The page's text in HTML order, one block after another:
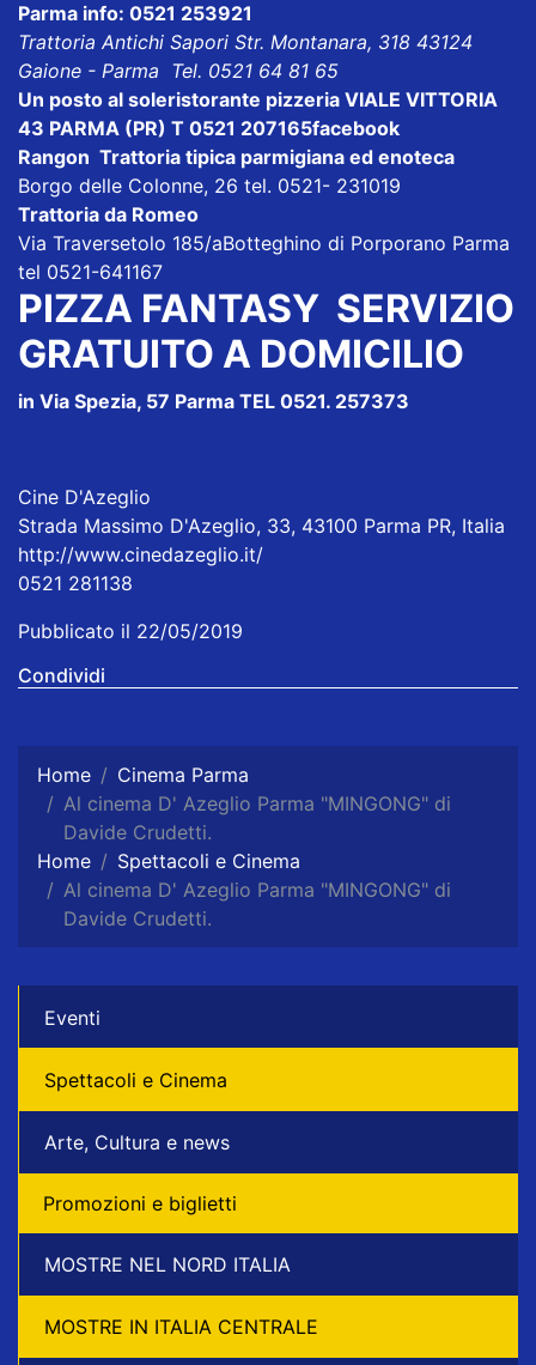
Parma info: 0521 253921
Trattoria Antichi Sapori Str. Montanara, 318 43124
Gaione - Parma Tel. 0521 64 81 65
Un posto al soleristorante pizzeria VIALE VITTORIA
43 PARMA (PR) T 0521 207165facebook
Rangon Trattoria tipica parmigiana ed enoteca
Borgo delle Colonne, 26 tel. 0521- 231019
Trattoria da Romeo
Via Traversetolo 185/aBotteghino di Porporano Parma
tel 0521-641167
PIZZA FANTASY SERVIZIO
GRATUITO A DOMICILIO
in Via Spezia, 57 Parma TEL 0521. 257373
Cine D'Azeglio
Strada Massimo D'Azeglio, 33, 43100 Parma PR, Italia
http://www.cinedazeglio.it/
0521 281138
Pubblicato il 22/05/2019
Condividi
Home
Cinema Parma
Al cinema D' Azeglio Parma "MINGONG" di
Davide Crudetti.
Home
Spettacoli e Cinema
Al cinema D' Azeglio Parma "MINGONG" di
Davide Crudetti.
Eventi
Spettacoli e Cinema
Arte, Cultura e news
Promozioni e biglietti
MOSTRE NEL NORD ITALIA
MOSTRE IN ITALIA CENTRALE